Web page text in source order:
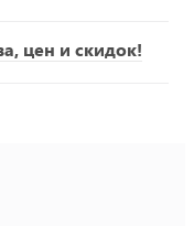
цен и скидок!